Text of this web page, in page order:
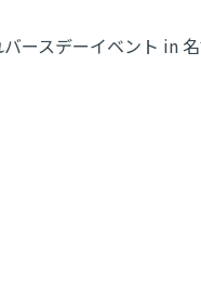
バースデーイベント in